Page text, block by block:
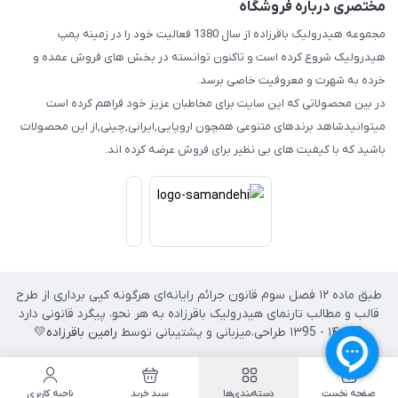
مختصری درباره فروشگاه
مجموعه هیدرولیک باقرزاده از سال 1380 فعالیت خود را در زمینه پمپ
هیدرولیک شروع کرده است و تاکنون توانسته در بخش های فروش عمده و
خرده به شهرت و معروفیت خاصی برسد.
در بین محصولاتی که این سایت برای مخاطبان عزیز خود فراهم کرده است
میتوانیدشاهد برندهای متنوعی همچون اروپایی,ایرانی,چینی,از این محصولات
باشید که با کیفیت های بی نظیر برای فروش عرضه کرده اند.
طبق ماده ۱۲ فصل سوم قانون جرائم رایانه‌ای هرگونه کپی برداری از طرح
قالب و مطالب تارنمای هیدرولیک باقرزاده به هر نحو، پیگرد قانونی دارد
© ۱۴۰۲ - ۱۳95 طراحی،‌میزبانی و پشتیبانی توسط
رامین باقرزاده💛
صفحه نخست دسته‌بندی‌ها سبد خرید ناحیه کاربری